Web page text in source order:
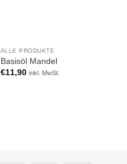
ALLE PRODUKTE
Basisöl Mandel
€11,90 inkl. MwSt.